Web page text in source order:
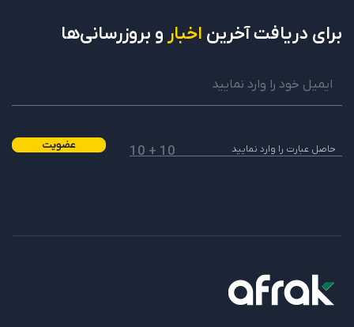
برای دریافتآخرین اخبار و بروزرسانی‌ها
10 + 10 عضویت